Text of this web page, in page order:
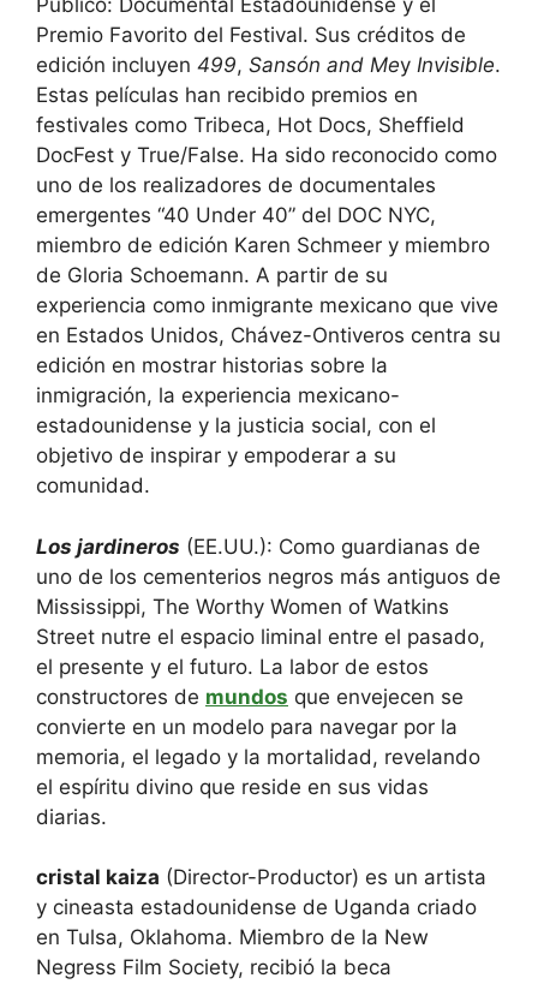
Público: Documental Estadounidense y el
Premio Favorito del Festival. Sus créditos de
edición incluyen 499, Sansón and Mey Invisible.
Estas películas han recibido premios en
festivales como Tribeca, Hot Docs, Sheffield
DocFest y True/False. Ha sido reconocido como
uno de los realizadores de documentales
emergentes “40 Under 40” del DOC NYC,
miembro de edición Karen Schmeer y miembro
de Gloria Schoemann. A partir de su
experiencia como inmigrante mexicano que vive
en Estados Unidos, Chávez-Ontiveros centra su
edición en mostrar historias sobre la
inmigración, la experiencia mexicano-
estadounidense y la justicia social, con el
objetivo de inspirar y empoderar a su
comunidad.
Los jardineros (EE.UU.): Como guardianas de
uno de los cementerios negros más antiguos de
Mississippi, The Worthy Women of Watkins
Street nutre el espacio liminal entre el pasado,
el presente y el futuro. La labor de estos
constructores de mundos que envejecen se
convierte en un modelo para navegar por la
memoria, el legado y la mortalidad, revelando
el espíritu divino que reside en sus vidas
diarias.
cristal kaiza (Director-Productor) es un artista
y cineasta estadounidense de Uganda criado
en Tulsa, Oklahoma. Miembro de la New
Negress Film Society, recibió la beca